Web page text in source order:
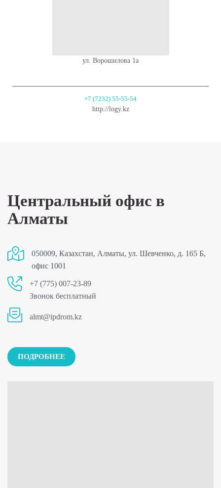
ул. Ворошилова 1а
+7 (7232) 55-55-54
http://logy.kz
Центральный офис в
Алматы
050009, Казахстан, Алматы, ул. Шевченко, д. 165 Б,
офис 1001
+7 (775) 007-23-89
Звонок бесплатный
almt@ipdrom.kz
ПОДРОБНЕЕ